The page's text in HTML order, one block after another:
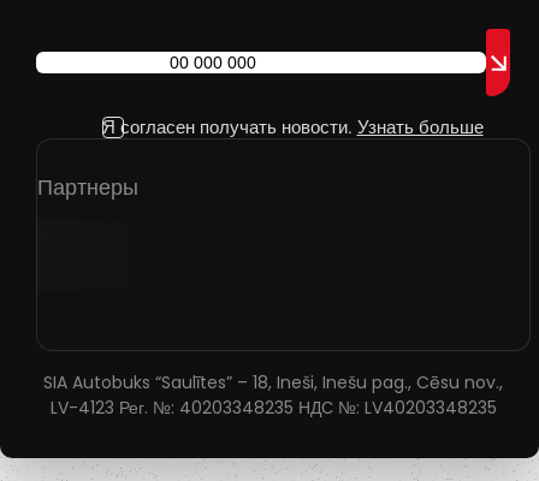
Я согласен получать новости. Узнать больше
Партнеры
SIA Autobuks “Saulītes” – 18, Ineši, Inešu pag., Cēsu nov.,
LV-4123 Рег. №: 40203348235 НДС №: LV40203348235